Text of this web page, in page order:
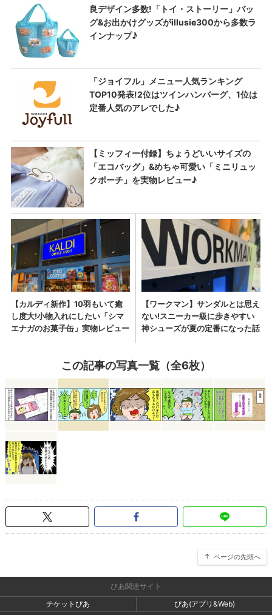
この記事の写真一覧（全6枚）
ページの先頭へ
ぴあ関連サイト
チケットぴあ
ぴあ(アプリ&Web)